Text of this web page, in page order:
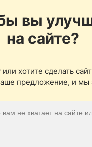
вы
на сайте?
хотите сделать
предложение, и мы